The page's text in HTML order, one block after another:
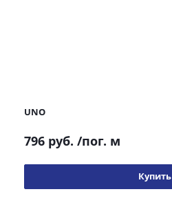
UNO
796 руб. /пог. м
Купить